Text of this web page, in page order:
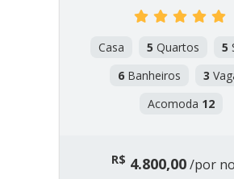
Casa 5 Quartos 5
6Banheiros 3
Acomoda 12
R$ 4.800,00/por